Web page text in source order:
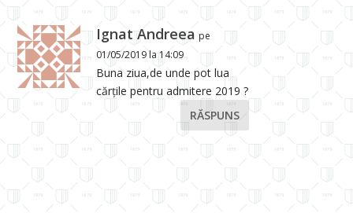
Ignat Andreea pe
01/05/2019 la 14:09
Buna ziua,de unde pot lua
cărțile pentru admitere 2019 ?
RĂSPUNS